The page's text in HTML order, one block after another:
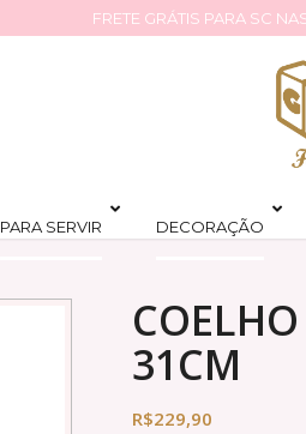
FRETE GRÁTIS PARA SC
PARA SERVIR DECORAÇÃO
31CM
R$229,90